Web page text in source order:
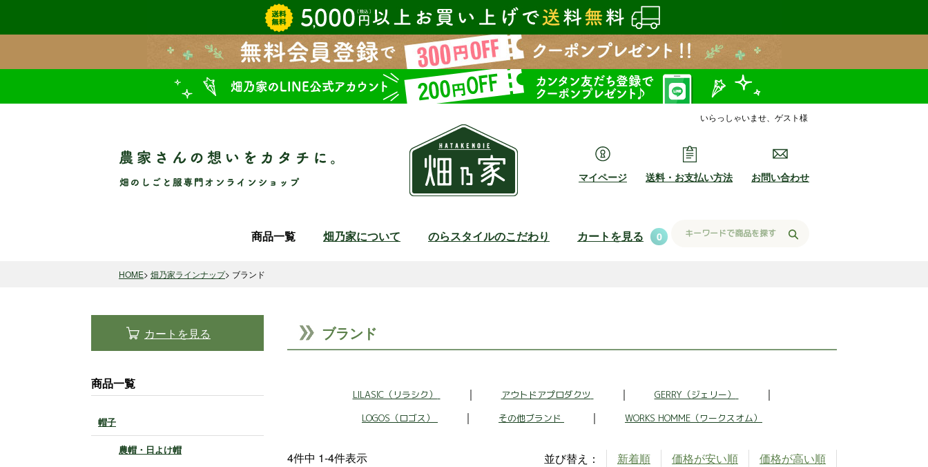
いらっしゃいませ、ゲスト様
マイページ 送料・お支払い方法 お問い合わせ
商品一覧 畑乃家について のらスタイルのこだわり カートを見る 0
検索
HOME 畑乃家ラインナップ ブランド
カートを見る
商品一覧
帽子
農帽・日よけ帽
ブランド
LILASIC（リラシク） アウトドアプロダクツ
GERRY（ジェリー）
LOGOS（ロゴス）
その他ブランド WORKS HOMME（ワークスオム）
並び替え 新着順 価格が安い順 価格が高い順
4件中 1-4件表示